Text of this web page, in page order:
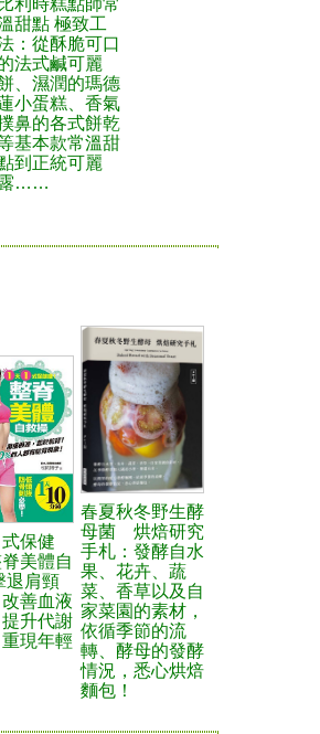
比利時糕點師常
甜點 極致工
：從酥脆可口
法式鹹可麗
、濕潤的瑪德
小蛋糕、香氣
鼻的各式餅乾
基本款常溫甜
到正統可麗
……
保健
美體自
退肩頸
善血液
升代謝
現年輕
春夏秋冬野生酵
母菌 烘焙研究
手札：發酵自水
果、花卉、蔬
菜、香草以及自
家菜園的素材，
依循季節的流
轉、酵母的發酵
情況，悉心烘焙
麵包！